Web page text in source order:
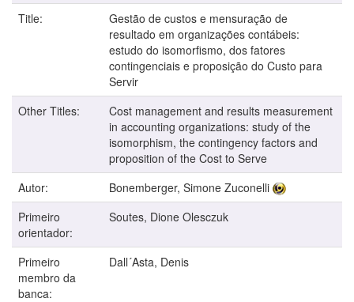
Title:
Gestão de custos e mensuração de
resultado em organizações contábeis:
estudo do isomorfismo, dos fatores
contingenciais e proposição do Custo para
Servir
Other Titles:
Cost management and results measurement
in accounting organizations: study of the
isomorphism, the contingency factors and
proposition of the Cost to Serve
Autor:
Bonemberger, Simone Zuconelli
Primeiro
orientador:
Soutes, Dione Olesczuk
Primeiro
membro da
banca:
Dall´Asta, Denis